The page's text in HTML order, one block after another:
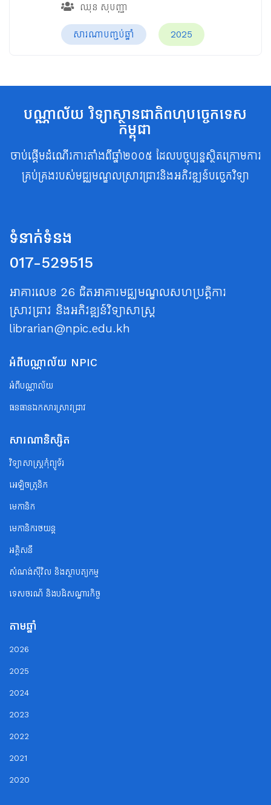
ឈុន សុបញ្ញា
សារណាបញ្ចប់ឆ្នាំ 2025
បណ្ណាល័យ វិទ្យាស្ថានជាតិពហុបច្ចេកទេស
កម្ពុជា
ចាប់ផ្តើមដំណើរការតាំងពីឆ្នាំ២០០៥ ដែលបច្ចុប្បន្នស្ថិតក្រោមការ
គ្រប់គ្រងរបស់មជ្ឈមណ្ឌលស្រាវជ្រាវនិងអភិវឌ្ឍន៍បច្ចេកវិទ្យា
ទំនាក់ទំនង
017-529515
អាគារលេខ 26 ជិតអាគារមជ្ឈមណ្ឌលសហប្រត្តិការ
ស្រាវជ្រាវ និងអភិវឌ្ឍន៍វិទ្យាសាស្ត្រ
librarian@npic.edu.kh
អំពីបណ្ណាល័យ NPIC
អំពីបណ្ណាល័យ
ធនធានឯកសារស្រាវជ្រាវ
សារណានិស្សិត
វិទ្យាសាស្ត្រកុំព្យូទ័រ
អេឡិចត្រូនិក
មេកានិក
មេកានិករថយន្ត
អគ្គិសនី
សំណង់ស៊ីវិល និងស្ថាបត្យកម្ម
ទេសចរណ័ និងបដិសណ្ឋារកិច្ច
តាមឆ្នាំ
2026
2025
2024
2023
2022
2021
2020